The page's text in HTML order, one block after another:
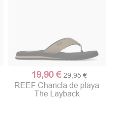
19,90 € 29,95 €
REEF Chancla de playa
The Layback